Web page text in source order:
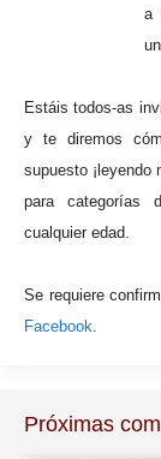
a
Estáis todos-as
y te diremos
supuesto ¡leyendo
para categorías
cualquier edad.
Se requiere
Facebook.
Próximas